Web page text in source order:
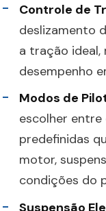
Controle de
deslizamento
a tração ideal,
desempenho
Modos de
escolher
predefinidas
motor,
condições do